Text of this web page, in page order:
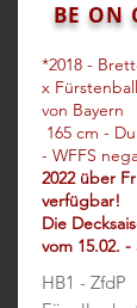
BE ON
*2018 -
x
von Bayern
165 cm -
- WFFS
2022 über
verfügbar!
Die
vom 15.02. -
HB1 - ZfdP